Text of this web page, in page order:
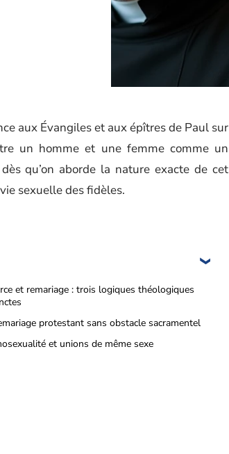
aux Évangiles et aux épîtres de Paul sur
un homme et une femme comme un
qu’on aborde la nature exacte de cet
sexuelle des fidèles.
et remariage : trois logiques théologiques
protestant sans obstacle sacramentel
et unions de même sexe